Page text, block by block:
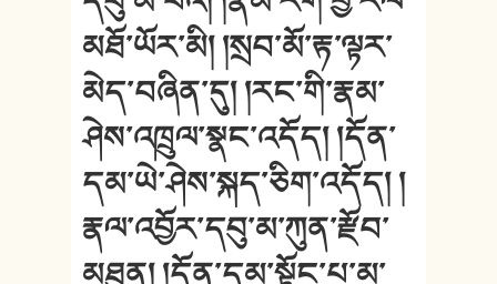
མཐོ་ཡོར་མི། །སྲབ་མོ་རྟ་ལྟར་
མེད་བཞིན་དུ། །རང་གི་རྣམ་
ཤེས་འཁྲུལ་སྣང་འདོད། །དོན་
དམ་ཡེ་ཤེས་སྐད་ཅིག་འདོད། །
རྣལ་འབྱོར་དབུ་མ་ཀུན་རྫོབ་
མཐུན། །དོན་དམ་སྟོང་པ་མ་